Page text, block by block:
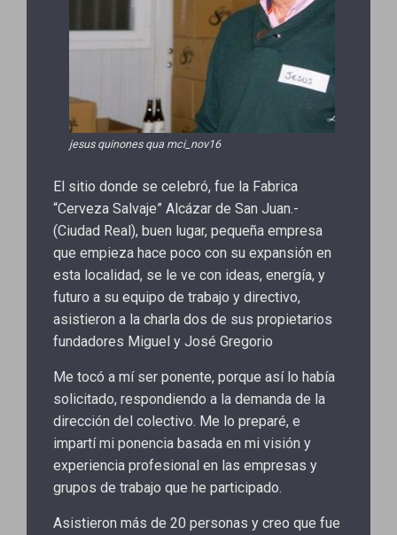
jesus quinones qua mci_nov16
El sitio donde se celebró, fue la Fabrica
“Cerveza Salvaje” Alcázar de San Juan.-
(Ciudad Real), buen lugar, pequeña empresa
que empieza hace poco con su expansión en
esta localidad, se le ve con ideas, energía, y
futuro a su equipo de trabajo y directivo,
asistieron a la charla dos de sus propietarios
fundadores Miguel y José Gregorio
Me tocó a mí ser ponente, porque así lo había
solicitado, respondiendo a la demanda de la
dirección del colectivo. Me lo preparé, e
impartí mi ponencia basada en mi visión y
experiencia profesional en las empresas y
grupos de trabajo que he participado.
Asistieron más de 20 personas y creo que fue